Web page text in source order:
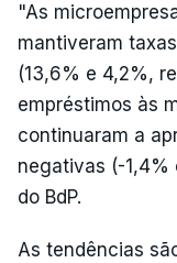
"As
mantiveram
(13,6% e 4,2%,
empréstimos às
continuaram a
negativas (-
do BdP.
As tendências